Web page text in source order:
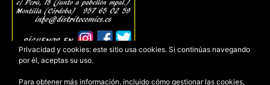
Privacidad y cookies: este sitio usa cookies. Si continúas navegando
por él, aceptas su uso.
Para obtener más información, incluido cómo gestionar las cookies,